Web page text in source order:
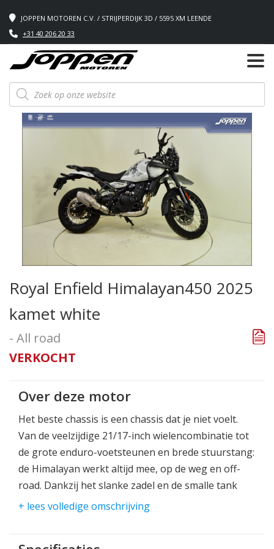
JOPPEN MOTOREN C.V. / STRIJPERDIJK 3D / 5595 XM LEENDE
+31 40 206 20 33
Producten
zoeken
Royal Enfield Himalayan450 2025
kamet white
- All road
VERKOCHT
Over deze motor
Het beste chassis is een chassis dat je niet voelt.
Van de veelzijdige 21/17-inch wielencombinatie tot
de grote enduro-voetsteunen en brede stuurstang:
de Himalayan werkt altijd mee, op de weg en off-
road. Dankzij het slanke zadel en de smalle tank
kun je je voeten stevig op de grond zetten bij een
veerweg zijn zelfs de meest uitdagende paden geen
+ lees volledige omschrijving